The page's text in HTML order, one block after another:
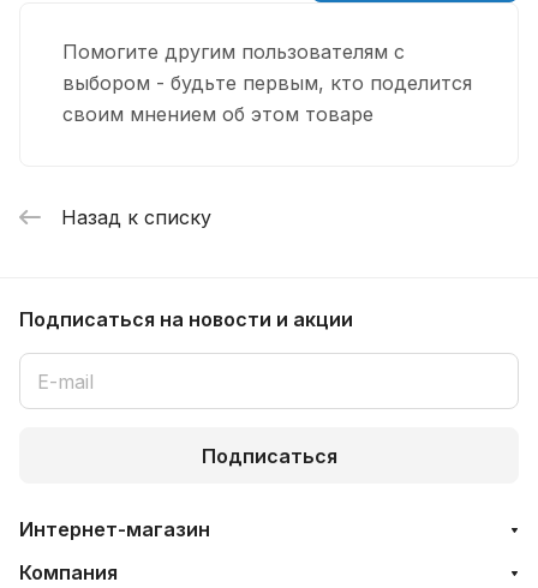
Помогите другим пользователям с
выбором - будьте первым, кто поделится
своим мнением об этом товаре
Назад к списку
Подписаться на новости и акции
Подписаться
Интернет-магазин
Компания